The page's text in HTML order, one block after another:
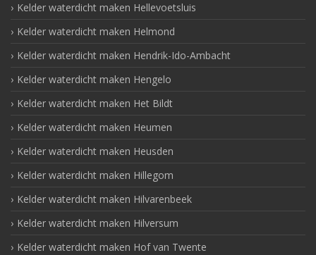
Kelder waterdicht maken Hellevoetsluis
Kelder waterdicht maken Helmond
Kelder waterdicht maken Hendrik-Ido-Ambacht
Kelder waterdicht maken Hengelo
Kelder waterdicht maken Het Bildt
Kelder waterdicht maken Heumen
Kelder waterdicht maken Heusden
Kelder waterdicht maken Hillegom
Kelder waterdicht maken Hilvarenbeek
Kelder waterdicht maken Hilversum
Kelder waterdicht maken Hof van Twente